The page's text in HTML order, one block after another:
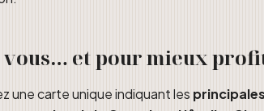
et pour mieux
une carte unique indiquant les